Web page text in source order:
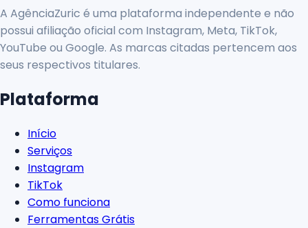
A AgênciaZuric é uma plataforma independente e não
possui afiliação oficial com Instagram, Meta, TikTok,
YouTube ou Google. As marcas citadas pertencem aos
seus respectivos titulares.
Plataforma
Início
Serviços
Instagram
TikTok
Como funciona
Ferramentas Grátis